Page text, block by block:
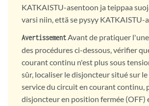
KATKAISTU-asentoon ja teippaa
varsi niin, että se pysyy KATKAISTU-
AvertissementAvant de pratiquer
des procédures ci-dessous, vérifier
courant continu n'est plus sous
sûr, localiser le disjoncteur situé sur
service du circuit en courant continu,
disjoncteur en position fermée (OFF)